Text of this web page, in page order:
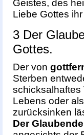
Geistes, des
Liebe Gottes
3 Der
Gottes.
Der von
Sterben
schicksalhaftes
Lebens oder
zurücksinken
Der